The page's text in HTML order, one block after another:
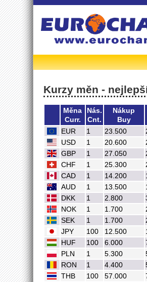
Kurzy měn -
Měna
Curr.
Nás.
Cnt.
Nákup
Buy
EUR
1 23.500
USD 1 20.600
GBP 1 27.050
CHF 1 25.300
CAD 1 14.200
AUD 1 13.500
DKK 1 2.800
NOK 1 1.700
SEK 1 1.700
JPY 100 12.500
HUF 100 6.000
PLN 1 5.300
RON 1 4.400
THB 100 57.000